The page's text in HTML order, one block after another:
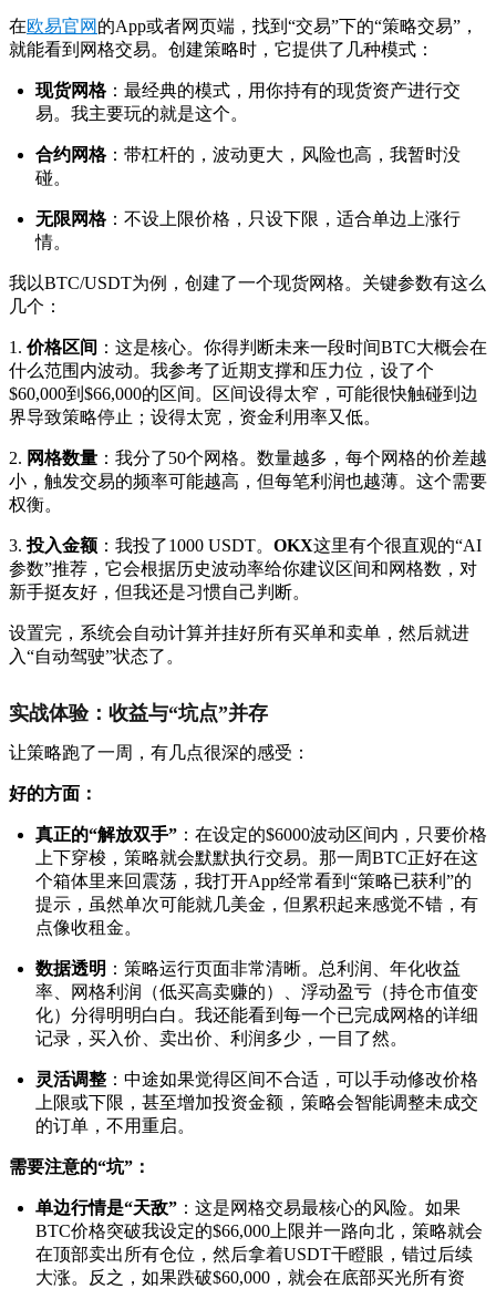
在欧易官网 的App或者网页端，找到“交易”下的“策略交易”，
就能看到网格交易。创建策略时，它提供了几种模式：
现货网格：最经典的模式，用你持有的现货资产进行交
易。我主要玩的就是这个。
合约网格：带杠杆的，波动更大，风险也高，我暂时没
碰。
无限网格：不设上限价格，只设下限，适合单边上涨行
情。
我以BTC/USDT为例，创建了一个现货网格。关键参数有这么
几个：
1. 价格区间 ：这是核心。你得判断未来一段时间BTC大概会在
什么范围内波动。我参考了近期支撑和压力位，设了个
$60,000到$66,000的区间。区间设得太窄，可能很快触碰到边
界导致策略停止；设得太宽，资金利用率又低。
2. 网格数量 ：我分了50个网格。数量越多，每个网格的价差越
小，触发交易的频率可能越高，但每笔利润也越薄。这个需要
权衡。
3.投入金额 ：我投了1000 USDT。 OKX这里有个很直观的“AI
参数”推荐，它会根据历史波动率给你建议区间和网格数，对
新手挺友好，但我还是习惯自己判断。
设置完，系统会自动计算并挂好所有买单和卖单，然后就进
入“自动驾驶”状态了。
实战体验：收益与“坑点”并存
让策略跑了一周，有几点很深的感受：
好的方面：
真正的“解放双手” ：在设定的$6000波动区间内，只要价格
上下穿梭，策略就会默默执行交易。那一周BTC正好在这
个箱体里来回震荡，我打开App经常看到“策略已获利”的
提示，虽然单次可能就几美金，但累积起来感觉不错，有
点像收租金。
数据透明 ：策略运行页面非常清晰。总利润、年化收益
率、网格利润（低买高卖赚的）、浮动盈亏（持仓市值变
化）分得明明白白。我还能看到每一个已完成网格的详细
记录，买入价、卖出价、利润多少，一目了然。
灵活调整 ：中途如果觉得区间不合适，可以手动修改价格
上限或下限，甚至增加投资金额，策略会智能调整未成交
的订单，不用重启。
需要注意的“坑”：
单边行情是“天敌” ：这是网格交易最核心的风险。如果
BTC价格突破我设定的$66,000上限并一路向北，策略就会
在顶部卖出所有仓位，然后拿着USDT干瞪眼，错过后续
大涨。反之，如果跌破$60,000，就会在底部买光所有资